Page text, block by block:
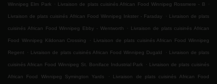
Winnipeg Elm Park . Livraison de plats cuisinés African Food Winnipeg Rossmere - B .
Livraison de plats cuisinés African Food Winnipeg Inkster - Faraday . Livraison de plats
cuisinés African Food Winnipeg Ebby - Wentworth . Livraison de plats cuisinés African
Food Winnipeg Kildonan Crossing . Livraison de plats cuisinés African Food Winnipeg
Regent . Livraison de plats cuisinés African Food Winnipeg Dugald . Livraison de plats
cuisinés African Food Winnipeg St. Boniface Industrial Park . Livraison de plats cuisinés
African Food Winnipeg Symington Yards . Livraison de plats cuisinés African Food